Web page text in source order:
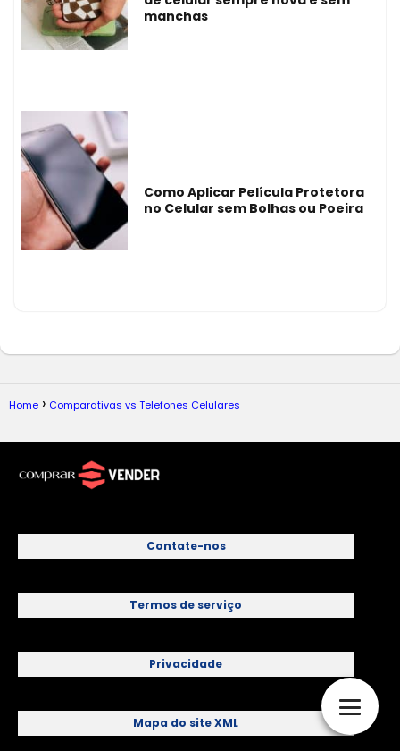
manchas
Como Aplicar Película Protetora
no Celular sem Bolhas ou Poeira
Home Comparativas vs Telefones Celulares
Contate-nos
Termos de serviço
Privacidade
Mapa do site XML